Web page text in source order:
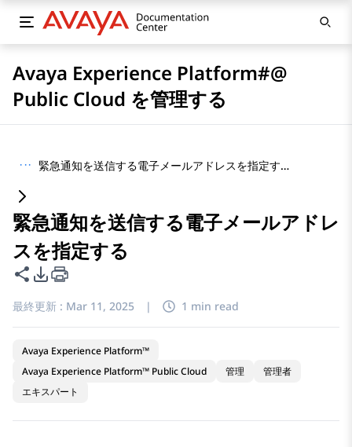
Avaya Experience Platform#@
Public Cloud を管理する
··· 緊急通知を送信する電子メールアドレスを指定する
緊急通知を送信する電子メールアドレ
スを指定する
このページを共有
PDFエクスポートオプション
最終更新 : Mar 11, 2025 | 1 min read
Avaya Experience Platform™
Avaya Experience Platform™ Public Cloud
管理
管理者
エキスパート